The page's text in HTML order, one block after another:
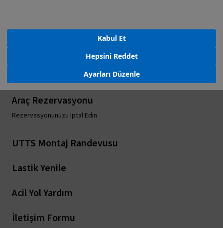
Ayarları Düzenle
Hepsini Reddet
Kabul Et
Araç Rezervasyonu
Rezervasyonunuzu İptal Edin
UTTS Montaj Randevusu
Lastik Yenile
Acil Yol Yardım
İletişim Formu